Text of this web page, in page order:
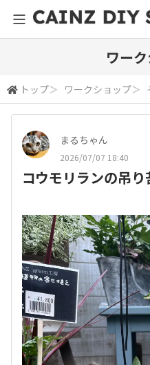
ワー
トップ＞ ワークショップ＞
まるちゃん
2026/07/07 18:40
コウモリランの吊り